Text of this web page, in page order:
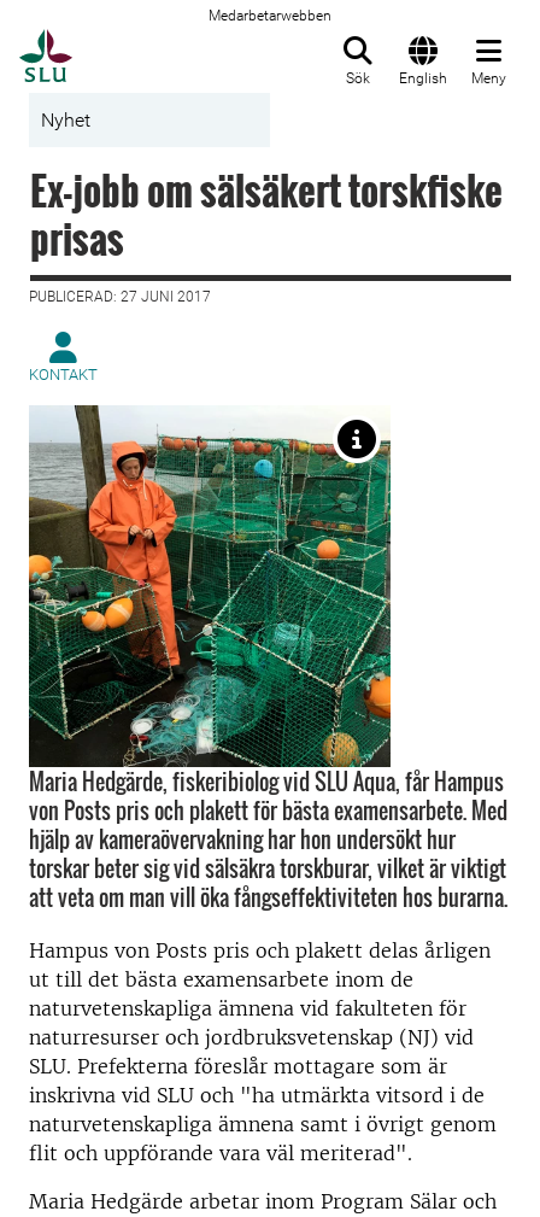
Medarbetarwebben
Sök English Meny
Nyhet
Ex-jobb om sälsäkert torskfiske
prisas
PUBLICERAD: 27 JUNI 2017
KONTAKT
Maria Hedgärde, fiskeribiolog vid SLU Aqua, får Hampus
von Posts pris och plakett för bästa examensarbete. Med
hjälp av kameraövervakning har hon undersökt hur
torskar beter sig vid sälsäkra torskburar, vilket är viktigt
att veta om man vill öka fångseffektiviteten hos burarna.
Hampus von Posts pris och plakett delas årligen
ut till det bästa examensarbete inom de
naturvetenskapliga ämnena vid fakulteten för
naturresurser och jordbruksvetenskap (NJ) vid
SLU. Prefekterna föreslår mottagare som är
inskrivna vid SLU och "ha utmärkta vitsord i de
naturvetenskapliga ämnena samt i övrigt genom
flit och uppförande vara väl meriterad".
Maria Hedgärde arbetar inom Program Sälar och